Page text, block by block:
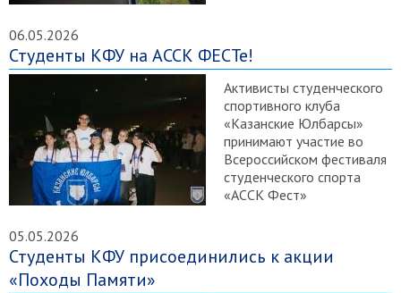
06.05.2026
Студенты КФУ на АССК ФЕСТе!
Активисты студенческого
спортивного клуба
«Казанские Юлбарсы»
принимают участие во
Всероссийском фестиваля
студенческого спорта
«АССК Фест»
05.05.2026
Студенты КФУ присоединились к акции
«Походы Памяти»